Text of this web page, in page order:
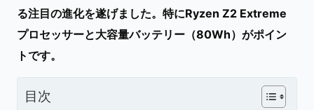
る注目の進化を遂げました。特にRyzen Z2 Extreme
プロセッサーと大容量バッテリー（80Wh）がポイン
トです。
目次